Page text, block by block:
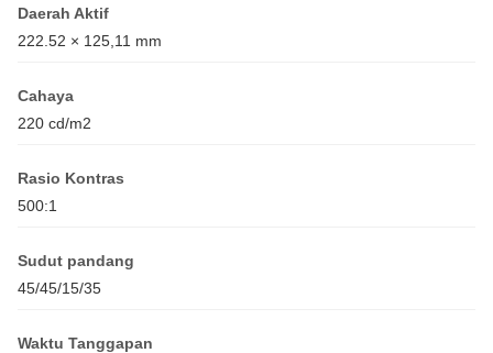
Daerah Aktif
222.52 × 125,11 mm
Cahaya
220 cd/m2
Rasio Kontras
500:1
Sudut pandang
45/45/15/35
Waktu Tanggapan